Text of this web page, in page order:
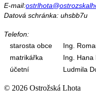
E-mail:
Datová schránka: uhsbb7u
Telefon:
starosta obce
Ing.
matrikářka
Ing. Hana
účetní
Ludmila
© 2026 Ostrožská Lhota